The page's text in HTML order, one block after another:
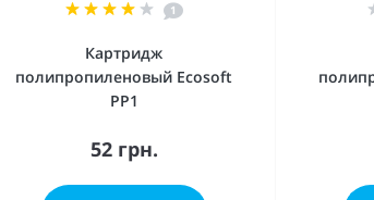
1
Картридж
полипропиленовый Ecosoft
PP1
52 грн.